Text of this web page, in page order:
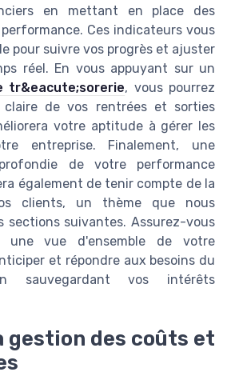
en mettant en place des
Ces indicateurs vous
pour suivre vos progrès et ajuster
réel. En vous appuyant sur un
tr&eacute;sorerie, vous pourrez
de vos rentrées et sorties
votre aptitude à gérer les
entreprise. Finalement, une
de votre performance
également de tenir compte de la
clients, un thème que nous
sections suivantes. Assurez-vous
une vue d'ensemble de votre
et répondre aux besoins du
sauvegardant vos intérêts
gestion des coûts et